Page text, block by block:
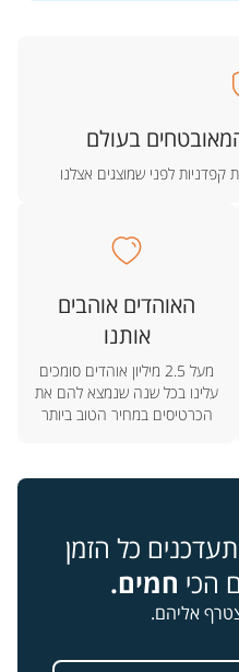
בעולם
קפדניות לפני שמוצגים אצלנו
האוהדים אוהבים
אותנו
מעל 2.5 מיליון אוהדים סומכים
עלינו בכל שנה שנמצא להם את
הכרטיסים במחיר הטוב ביותר
כל הזמן
הכי חמים.
אליהם.